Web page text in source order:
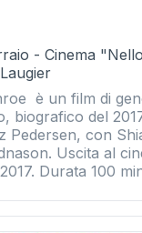
- Cinema
è un film di
biografico del
Pedersen, con
Uscita al
Durata 100